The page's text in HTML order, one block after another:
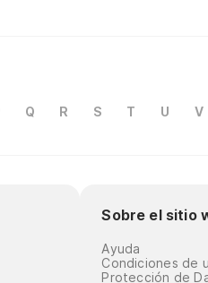
Q R S T U V
Sobre el sitio
Ayuda
Condiciones de
Protección de